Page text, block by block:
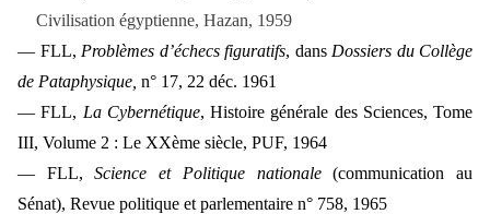
Civilisation égyptienne, Hazan, 1959
— FLL, Problèmes d’échecs figuratifs, dans Dossiers du Collège
de Pataphysique, n° 17, 22 déc. 1961
— FLL, La Cybernétique, Histoire générale des Sciences, Tome
III, Volume 2 : Le XXème siècle, PUF, 1964
— FLL,Science et Politique nationale(communication au
Sénat), Revue politique et parlementaire n° 758, 1965